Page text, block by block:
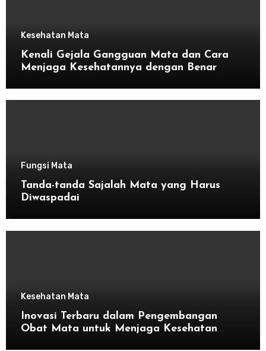
Kesehatan Mata
Kenali Gejala Gangguan Mata dan Cara
Menjaga Kesehatannya dengan Benar
Fungsi Mata
Tanda-tanda Sajalah Mata yang Harus
Diwaspadai
Kesehatan Mata
Inovasi Terbaru dalam Pengembangan
Obat Mata untuk Menjaga Kesehatan